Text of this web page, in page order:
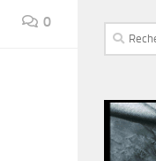
0